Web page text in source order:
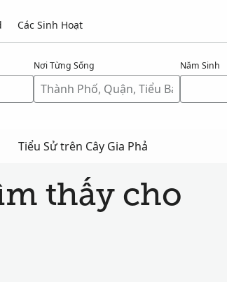
Các Sinh Hoạt
Nơi Từng Sống Năm Sinh
Tiểu Sử trên Cây Gia Phả
thấy cho